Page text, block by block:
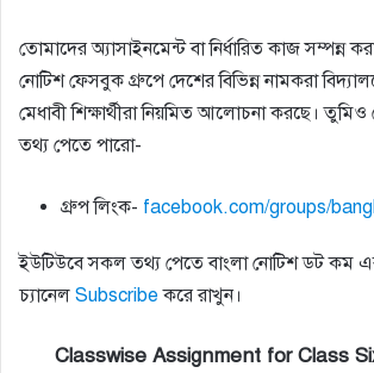
তোমাদের অ্যাসাইনমেন্ট বা নির্ধারিত কাজ সম্পন্ন
নোটিশ ফেসবুক গ্রুপে দেশের বিভিন্ন নামকরা
মেধাবী শিক্ষার্থীরা নিয়মিত আলোচনা করছে। তুমিও
তথ্য পেতে পারো-
গ্রুপ লিংক- facebook.com/groups/
ইউটিউবে সকল তথ্য পেতে বাংলা নোটিশ ডট কম
চ্যানেল Subscribe করে রাখুন।
Classwise Assignment for Class